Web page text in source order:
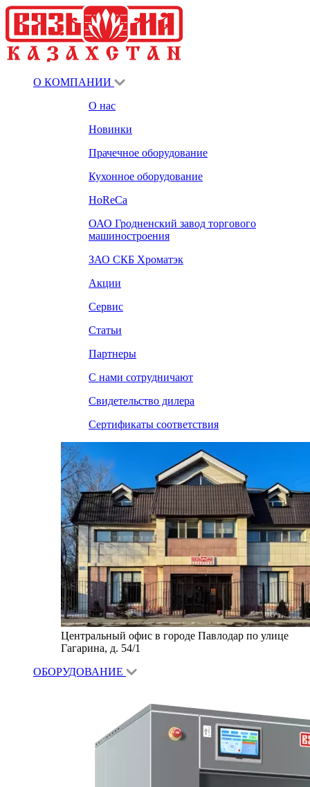
О КОМПАНИИ
О нас
Новинки
Прачечное оборудование
Кухонное оборудование
HoReCa
ОАО Гродненский завод торгового
машиностроения
ЗАО СКБ Хроматэк
Акции
Сервис
Статьи
Партнеры
С нами сотрудничают
Свидетельство дилера
Сертификаты соответствия
Центральный офис в городе Павлодар по улице
Гагарина, д. 54/1
ОБОРУДОВАНИЕ